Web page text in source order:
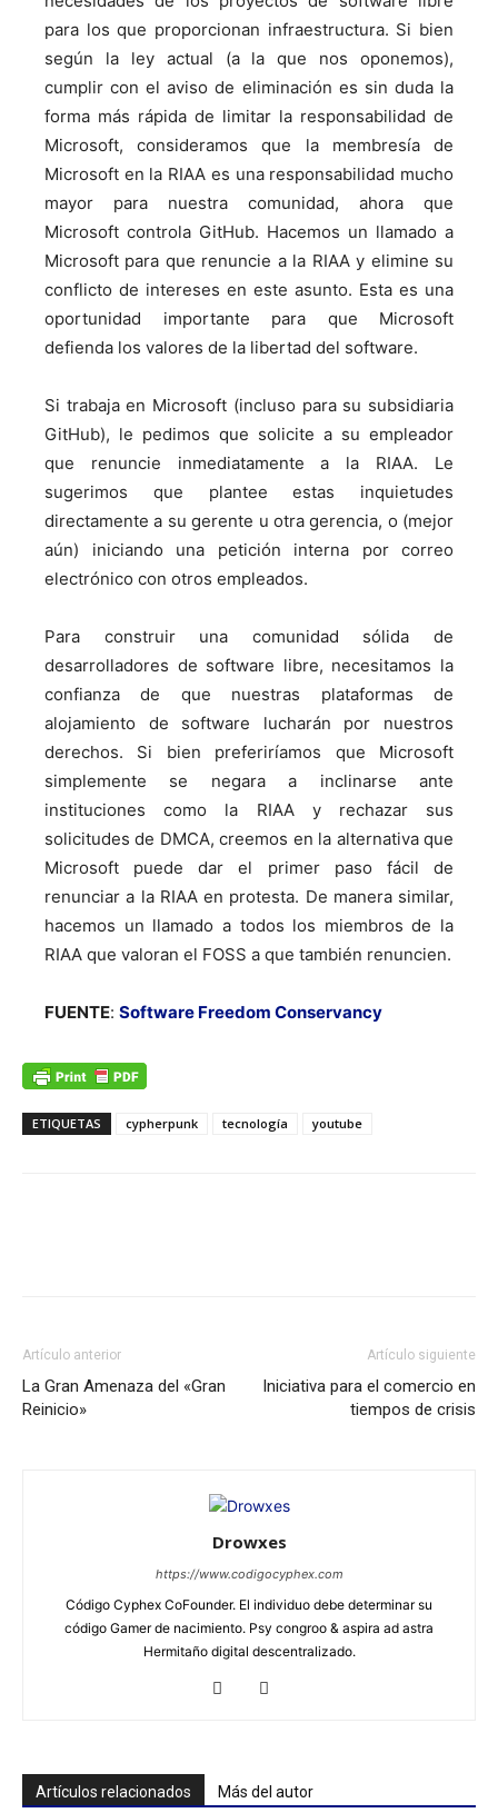
para los que proporcionan infraestructura. Si bien
según la ley actual (a la que nos oponemos),
cumplir con el aviso de eliminación es sin duda la
forma más rápida de limitar la responsabilidad de
Microsoft, consideramos que la membresía de
Microsoft en la RIAA es una responsabilidad mucho
mayor para nuestra comunidad, ahora que
Microsoft controla GitHub. Hacemos un llamado a
Microsoft para que renuncie a la RIAA y elimine su
conflicto de intereses en este asunto. Esta es una
oportunidad importante para que Microsoft
defienda los valores de la libertad del software.
Si trabaja en Microsoft (incluso para su subsidiaria
GitHub), le pedimos que solicite a su empleador
que renuncie inmediatamente a la RIAA. Le
sugerimos que plantee estas inquietudes
directamente a su gerente u otra gerencia, o (mejor
aún) iniciando una petición interna por correo
electrónico con otros empleados.
Para construir una comunidad sólida de
desarrolladores de software libre, necesitamos la
confianza de que nuestras plataformas de
alojamiento de software lucharán por nuestros
derechos. Si bien preferiríamos que Microsoft
simplemente se negara a inclinarse ante
instituciones como la RIAA y rechazar sus
solicitudes de DMCA, creemos en la alternativa que
Microsoft puede dar el primer paso fácil de
renunciar a la RIAA en protesta. De manera similar,
hacemos un llamado a todos los miembros de la
RIAA que valoran el FOSS a que también renuncien.
FUENTE: Software Freedom Conservancy
ETIQUETAS cypherpunk tecnología youtube
Artículo anterior
La Gran Amenaza del «Gran
Reinicio»
Artículo siguiente
Iniciativa para el comercio en
tiempos de crisis
Drowxes
https://www.codigocyphex.com
Código Cyphex CoFounder. El individuo debe determinar su
código Gamer de nacimiento. Psy congroo & aspira ad astra
Hermitaño digital descentralizado.
Artículos relacionados Más del autor